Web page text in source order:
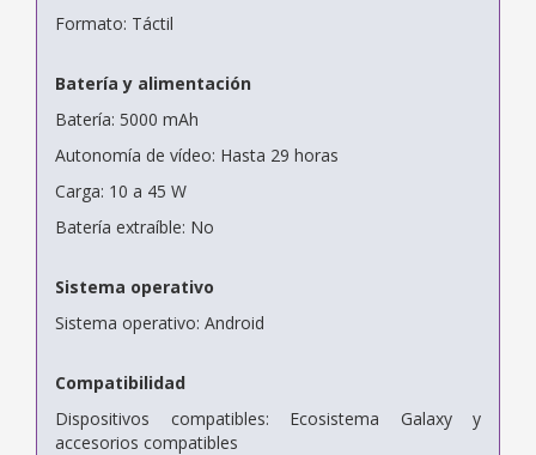
Formato: Táctil
Batería y alimentación
Batería: 5000 mAh
Autonomía de vídeo: Hasta 29 horas
Carga: 10 a 45 W
Batería extraíble: No
Sistema operativo
Sistema operativo: Android
Compatibilidad
Dispositivos compatibles: Ecosistema Galaxy y
accesorios compatibles